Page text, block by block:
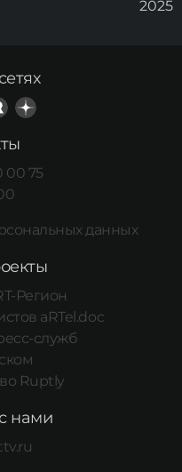
2025
00 75
данных
Регион
aRTel.doc
служб
Ruptly
нами